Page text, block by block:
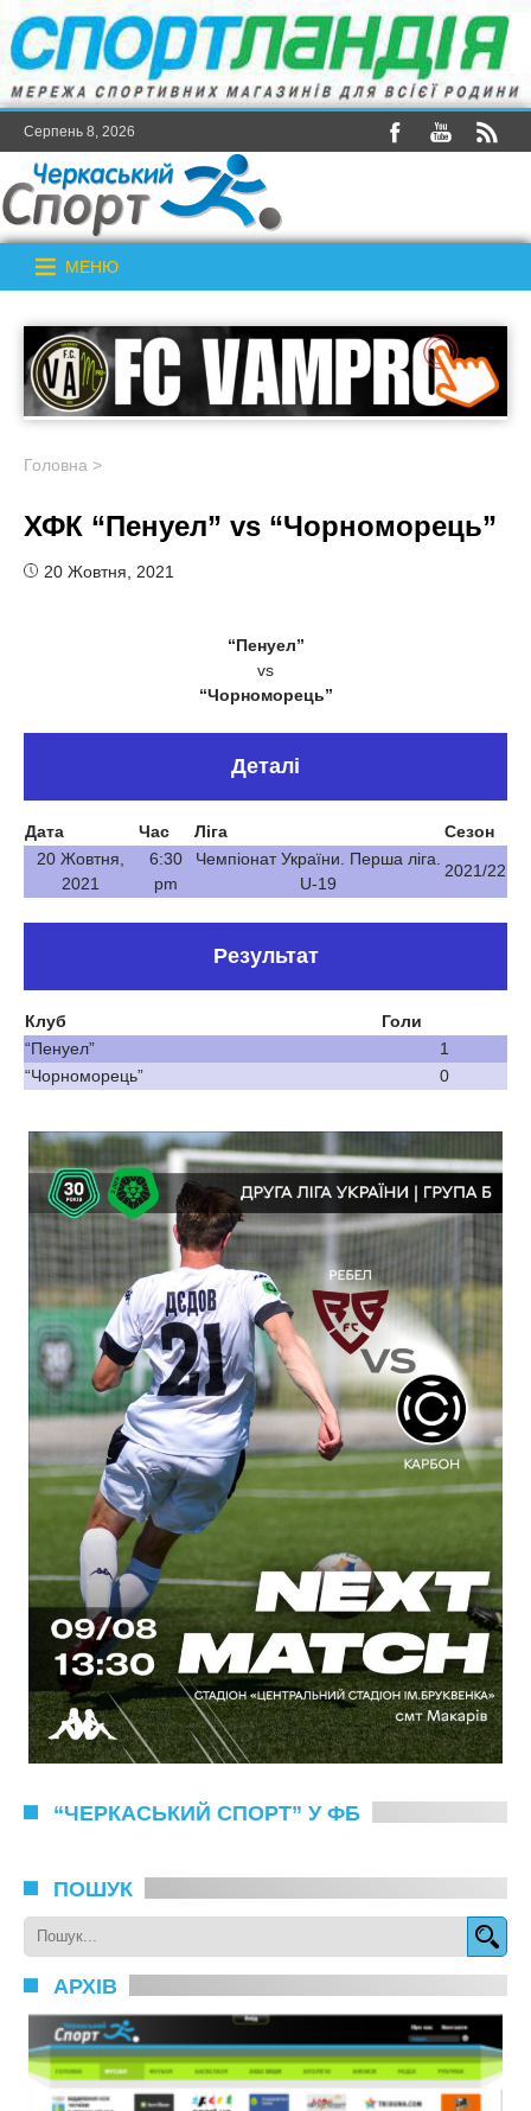
Серпень 8, 2026
МЕНЮ
Головна >
ХФК “Пенуел” vs “Чорноморець”
20 Жовтня, 2021
“Пенуел”
vs
“Чорноморець”
Деталі
Дата Час Ліга
Сезон
20 Жовтня,
2021
6:30
pm
Чемпіонат України. Перша ліга.
U-19
2021/22
Результат
Клуб
Голи
“Пенуел”
1
“Чорноморець”
0
“ЧЕРКАСЬКИЙ СПОРТ” У ФБ
ПОШУК
АРХІВ